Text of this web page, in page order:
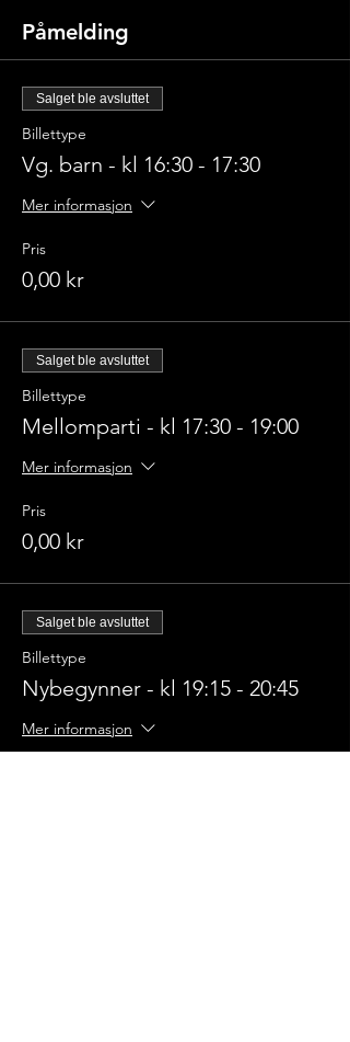
Påmelding
Salget ble avsluttet
Billettype
Vg. barn - kl 16:30 - 17:30
Mer informasjon
Pris
0,00 kr
Salget ble avsluttet
Billettype
Mellomparti - kl 17:30 - 19:00
Mer informasjon
Pris
0,00 kr
Salget ble avsluttet
Billettype
Nybegynner - kl 19:15 - 20:45
Mer informasjon